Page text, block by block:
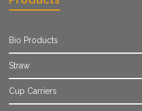
Bio Products
Straw
Cup Carriers